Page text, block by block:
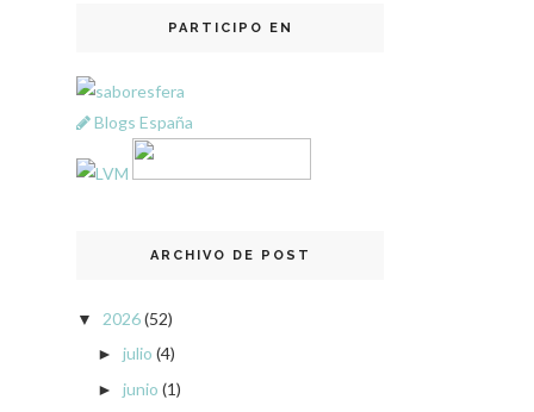
PARTICIPO EN
Blogs España
ARCHIVO DE POST
▼ 2026(52)
► julio (4)
► junio (1)